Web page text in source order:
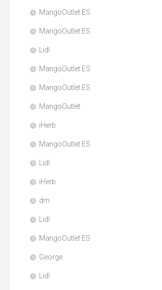
MangoOutlet ES
MangoOutlet ES
Lidl
MangoOutlet ES
MangoOutlet ES
MangoOutlet
iHerb
MangoOutlet ES
Lidl
iHerb
dm
Lidl
MangoOutlet ES
George
Lidl